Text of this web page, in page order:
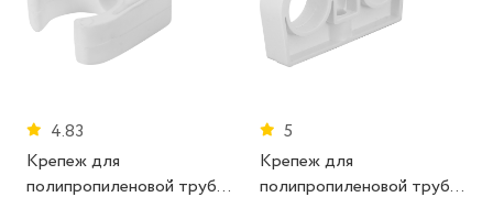
4.83
Крепеж для
полипропиленовой трубы
5
Крепеж для
полипропиленовой трубы